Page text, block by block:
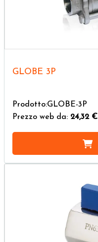
GLOBE 3P
Prodotto:GLOBE-3P
Prezzo web da: 24,32 €